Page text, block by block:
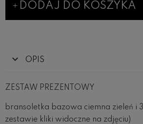
DODAJ DO KOSZYKA
OPIS
ZESTAW PREZENTOWY
bransoletka bazowa ciemna zieleń i
zestawie kliki widoczne na zdjęciu)